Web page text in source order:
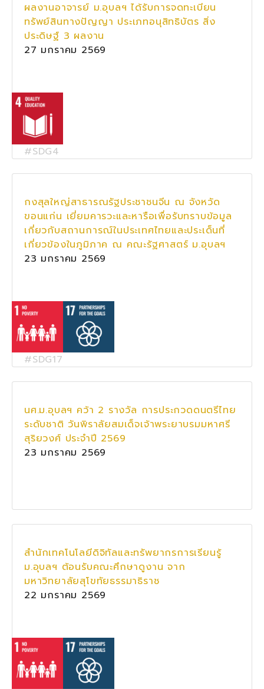
ผลงานอาจารย์ ม.อุบลฯ ได้รับการจดทะเบียน
ทรัพย์สินทางปัญญา ประเภทอนุสิทธิบัตร สิ่ง
ประดิษฐ์ 3 ผลงาน
27 มกราคม 2569
#SDG4
กงสุลใหญ่สาธารณรัฐประชาชนจีน ณ จังหวัด
ขอนแก่น เยี่ยมคารวะและหารือเพื่อรับทราบข้อมูล
เกี่ยวกับสถานการณ์ในประเทศไทยและประเด็นที่
เกี่ยวข้องในภูมิภาค ณ คณะรัฐศาสตร์ ม.อุบลฯ
23 มกราคม 2569
#SDG17
นศ.ม.อุบลฯ คว้า 2 รางวัล การประกวดดนตรีไทย
ระดับชาติ วันพิราลัยสมเด็จเจ้าพระยาบรมมหาศรี
สุริยวงศ์ ประจำปี 2569
23 มกราคม 2569
สำนักเทคโนโลยีดิจิทัลและทรัพยากรการเรียนรู้
ม.อุบลฯ ต้อนรับคณะศึกษาดูงาน จาก
มหาวิทยาลัยสุโขทัยธรรมาธิราช
22 มกราคม 2569